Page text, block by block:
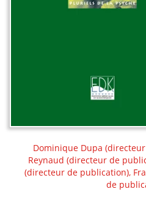
Dominique Dupa
Reynaud (directeur de
(directeur de publication),
de